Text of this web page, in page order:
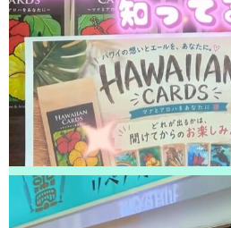
りがとうございました！
2026/05/22
松戸市よりお越しのお客様の
た！ありがとうございました！
2026/05/22
松戸市よりお越しのお客様の
ました！ありがとうございました！
2026/05/21
松戸市よりお越しのお客様のiPhone11の
た！ありがとうございました！
2026/05/20
松戸市よりお越しのお客様のiPhoneSE3
た！ありがとうございました！
2026/05/20
柏市よりお越しのお客様のiPhone12の液